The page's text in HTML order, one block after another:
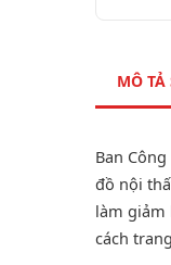
MÔ TẢ
Ban
đồ nội
làm giảm
cách